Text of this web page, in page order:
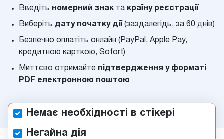
Введіть номерний знакта країну реєстрації
Виберіть дату початку дії (заздалегідь, за 60 днів)
Безпечно оплатіть онлайн (PayPal, Apple Pay,
кредитною карткою, Sofort)
Миттєво отримайте підтвердження у форматі
PDF електронною поштою
Немає необхідності в стікері
Негайна дія